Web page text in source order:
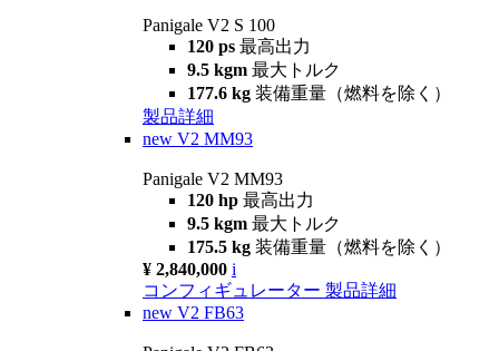
Panigale V2 S 100
120 ps 最高出力
9.5 kgm 最大トルク
177.6 kg 装備重量（燃料を除く）
製品詳細
new V2 MM93
Panigale V2 MM93
120 hp 最高出力
9.5 kgm 最大トルク
175.5 kg 装備重量（燃料を除く）
¥ 2,840,000 i
コンフィギュレーター 製品詳細
new V2 FB63